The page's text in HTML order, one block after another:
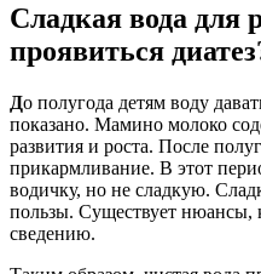
Сладкая вода для
проявиться
До полугода детям воду
показано. Мамино молоко
развития и роста. После
прикармливание. В этот
водичку, но не сладкую.
пользы. Существует нюансы,
сведению.